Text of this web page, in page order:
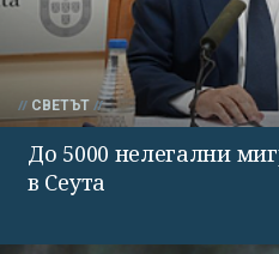
СВЕТЪТ
До 5000 нелегални
в Сеута